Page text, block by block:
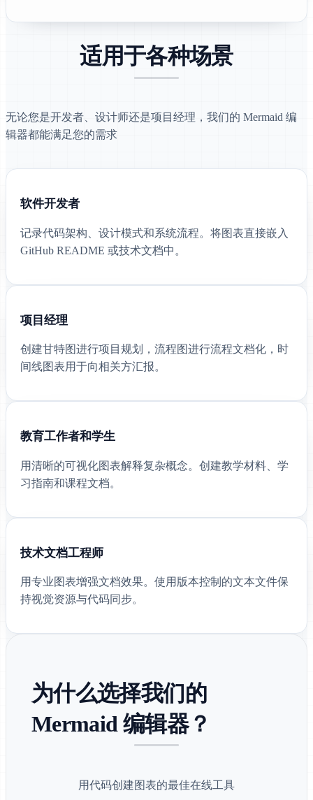
适用于各种场景
无论您是开发者、设计师还是项目经理，我们的 Mermaid 编
辑器都能满足您的需求
软件开发者
记录代码架构、设计模式和系统流程。将图表直接嵌入
GitHub README 或技术文档中。
项目经理
创建甘特图进行项目规划，流程图进行流程文档化，时
间线图表用于向相关方汇报。
教育工作者和学生
用清晰的可视化图表解释复杂概念。创建教学材料、学
习指南和课程文档。
技术文档工程师
用专业图表增强文档效果。使用版本控制的文本文件保
持视觉资源与代码同步。
为什么选择我们的
Mermaid 编辑器？
用代码创建图表的最佳在线工具